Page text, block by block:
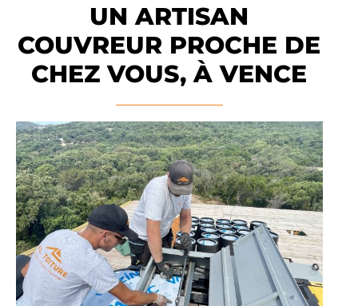
UN ARTISAN
COUVREUR PROCHE DE
CHEZ VOUS, À VENCE